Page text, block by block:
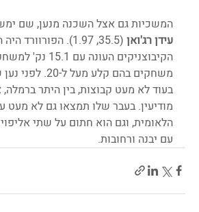
המשכיות גם אצל השכנה מנען, שם
עידן רג'ואן
(35.5, 1.97).
הקיבוצניקים
משחקים בהם קלע
בעוד לא מעט קבוצות, בין היתר
מודיעין. בעבר שלו תמצאו גם לא מעט
הלאומית, וגם הוא חתום על שתי
עם יבנה ורחובות.